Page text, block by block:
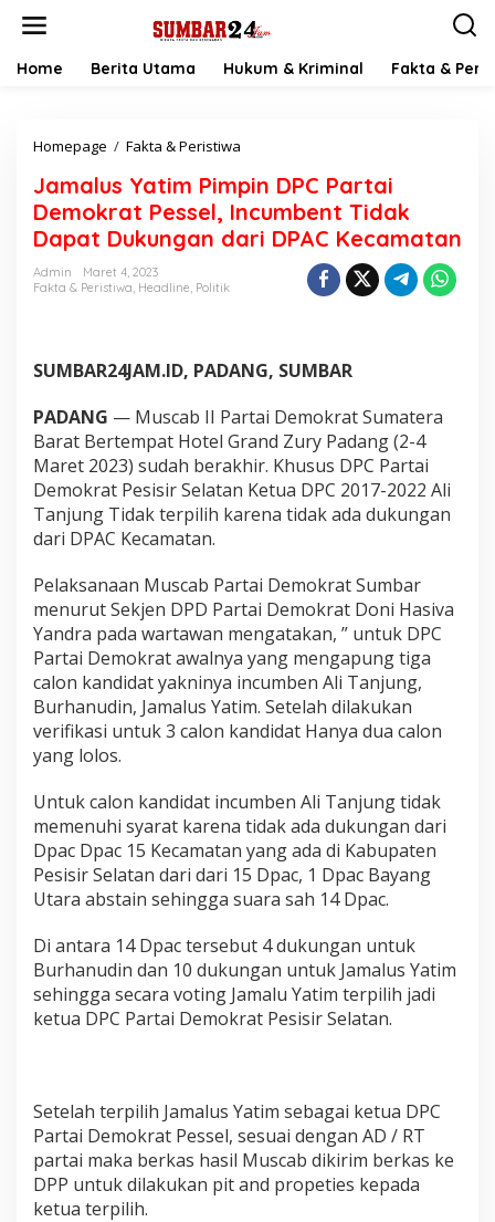
Home Berita Utama Hukum & Kriminal Fakta &
Homepage / Fakta & Peristiwa
m
a
u
m
m
p
i
n
P
a
r
a
i
D
e
m
o
a
P
e
s
s
l
,
I
n
c
e
n
t
T
i
Jamalus Yatim Pimpin DPC Partai
Demokrat Pessel, Incumbent Tidak
Dapat Dukungan dari DPAC Kecamatan
Admin
Maret 4, 2023
Fakta & Peristiwa, Headline, Politik
SUMBAR24JAM.ID, PADANG, SUMBAR
PADANG — Muscab II Partai Demokrat Sumatera
Barat Bertempat Hotel Grand Zury Padang (2-4
Maret 2023) sudah berakhir. Khusus DPC Partai
Demokrat Pesisir Selatan Ketua DPC 2017-2022 Ali
Tanjung Tidak terpilih karena tidak ada dukungan
dari DPAC Kecamatan.
Pelaksanaan Muscab Partai Demokrat Sumbar
menurut Sekjen DPD Partai Demokrat Doni Hasiva
Yandra pada wartawan mengatakan, ” untuk DPC
Partai Demokrat awalnya yang mengapung tiga
calon kandidat yakninya incumben Ali Tanjung,
Burhanudin, Jamalus Yatim. Setelah dilakukan
verifikasi untuk 3 calon kandidat Hanya dua calon
yang lolos.
Untuk calon kandidat incumben Ali Tanjung tidak
memenuhi syarat karena tidak ada dukungan dari
Dpac Dpac 15 Kecamatan yang ada di Kabupaten
Pesisir Selatan dari dari 15 Dpac, 1 Dpac Bayang
Utara abstain sehingga suara sah 14 Dpac.
Di antara 14 Dpac tersebut 4 dukungan untuk
Burhanudin dan 10 dukungan untuk Jamalus Yatim
sehingga secara voting Jamalu Yatim terpilih jadi
ketua DPC Partai Demokrat Pesisir Selatan.
Setelah terpilih Jamalus Yatim sebagai ketua DPC
Partai Demokrat Pessel, sesuai dengan AD / RT
partai maka berkas hasil Muscab dikirim berkas ke
DPP untuk dilakukan pit and propeties kepada
ketua terpilih.